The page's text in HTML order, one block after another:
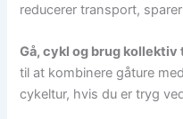
reducerer transport,
Gå, cykl og brug
til at kombinere gåture
cykeltur, hvis du er tryg